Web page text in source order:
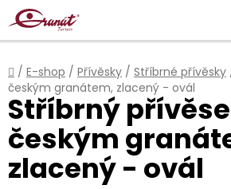
Přejít
na
obsah
Domů
/ E-shop / Přívěsky / Stříbrné přívěsky
českým granátem, zlacený - ovál
Stříbrný
českým
zlacený - ovál